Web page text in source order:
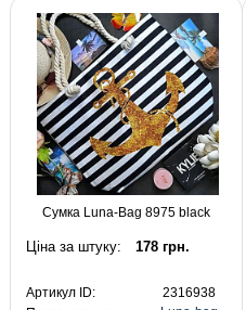
Сумка Luna-Bag 8975 black
Ціна за штуку: 178 грн.
Артикул ID:
2316938